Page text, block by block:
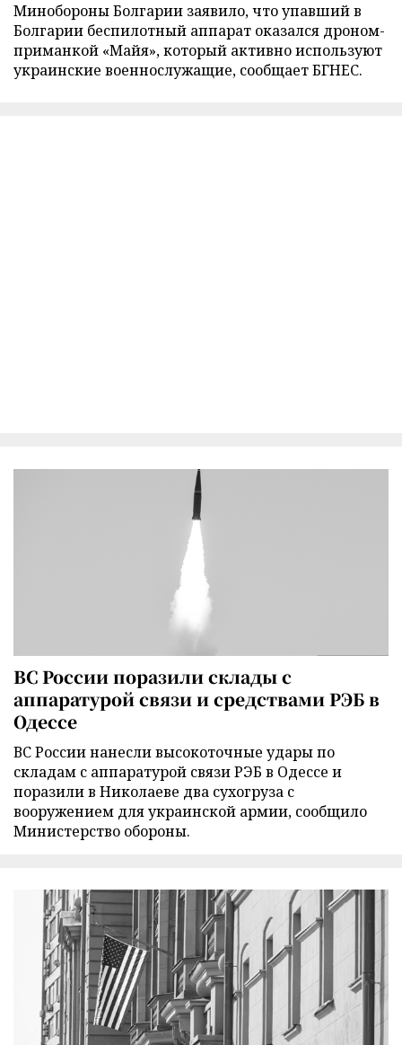
Минобороны Болгарии заявило, что упавший в
Болгарии беспилотный аппарат оказался дроном-
приманкой «Майя», который активно используют
украинские военнослужащие, сообщает БГНЕС.
ВС России поразили склады с
аппаратурой связи и средствами РЭБ в
Одессе
ВС России нанесли высокоточные удары по
складам с аппаратурой связи РЭБ в Одессе и
поразили в Николаеве два сухогруза с
вооружением для украинской армии, сообщило
Министерство обороны.